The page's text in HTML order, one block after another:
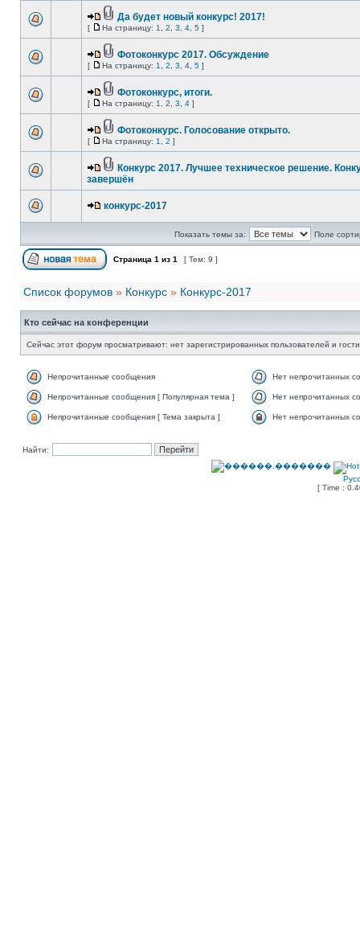
Да будет новый конкурс! 2017!
[ На страницу: 1 2 3 4 5 ]
Фотоконкурс 2017. Обсуждение
[ На страницу: 1 2 3 4 5 ]
Фотоконкурс, итоги.
[ На страницу: 1 2 3 4 ]
Фотоконкурс. Голосование открыто.
[ На страницу: 1 2 ]
Конкурс 2017. Лучшее техническое решение.
завершён
конкурс-2017
Показать темы за: Поле
Страница 1 из 1 [ Тем: 9 ]
Список форумов » Конкурс » Конкурс-2017
Кто сейчас на конференции
Сейчас этот форум просматривают: нет зарегистрированных пользователей и
Непрочитанные сообщения Нет непрочитанных
Непрочитанные сообщения [ Популярная тема ] Нет непрочитанных
Непрочитанные сообщения [ Тема закрыта ] Нет непрочитанных
Найти:
[ Time :